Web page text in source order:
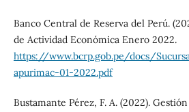
Banco Central de Reserva del Perú.
de Actividad Económica Enero 2022.
https://www.bcrp.gob.pe/docs/
apurimac-01-2022.pdf
Bustamante Pérez, F. A. (2022).